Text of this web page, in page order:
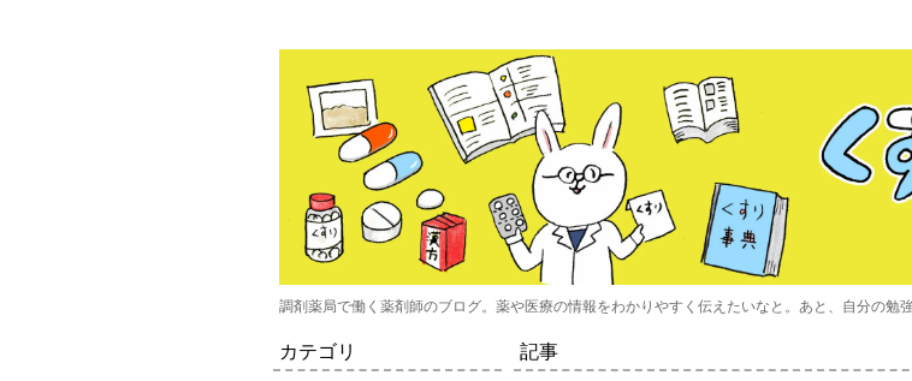
調剤薬局で働く薬剤師のブログ。薬や医療の情報をわかりやすく伝えたいなと。あと、自分の勉
記事
カテゴリ